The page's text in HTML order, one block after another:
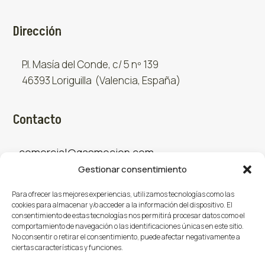
Gestionar consentimiento
Para ofrecer las mejores experiencias, utilizamos tecnologías como las
cookies para almacenar y/o acceder a la información del dispositivo. El
consentimiento de estas tecnologías nos permitirá procesar datos como el
comportamiento de navegación o las identificaciones únicas en este sitio.
No consentir o retirar el consentimiento, puede afectar negativamente a
ciertas características y funciones.
Dirección
P.I. Masía del Conde, c/ 5 nº 139
46393 Loriguilla (Valencia, España)
Contacto
comercial@gasmocion.com
Sociales